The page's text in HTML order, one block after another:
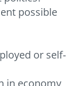
possible
or self-
in economy